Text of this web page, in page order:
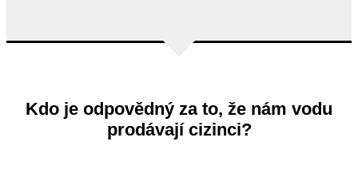
Kdo je odpovědný za to, že nám vodu
prodávají cizinci?